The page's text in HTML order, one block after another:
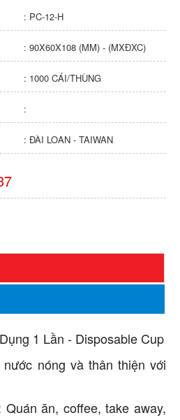
: PC-12-H
: 90X60X108 (MM) - (MXĐXC)
: 1000 CÁI/THÙNG
:
: ĐÀI LOAN - TAIWAN
1 Lần - Disposable Cup
nóng và thân thiện với
ăn, coffee, take away,